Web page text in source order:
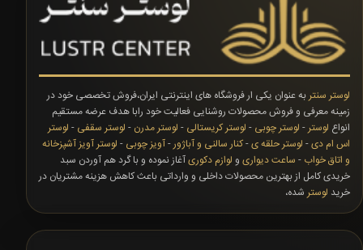
لوستر سنتر به عنوان یکی ار فروشگاه های اینترنتی ایران،فروش تخصصی خود در
زمینه معرفی و فروش محصولات روشنایی فعالیت خود رابا هدف عرضه مستقیم
انواع لوستر - لوستر چوبی - لوستر کریستالی - لوستر مدرن - لوستر سقفی - لوستر
اس ام دی- لوستر حلقه ی-کنار سالنی و آباژور-آویز چوبی - لوستر آویز آشپزخانه
و اتاق خواب - ساعت دیواری و لوازم دکوریآغاز نموده و با گرد هم آوردن سبد
خریدی کامل از بهترین محصولات داخلی و وارداتی باعث کاهش هزینه مشتریان در
خرید لوستر شده،